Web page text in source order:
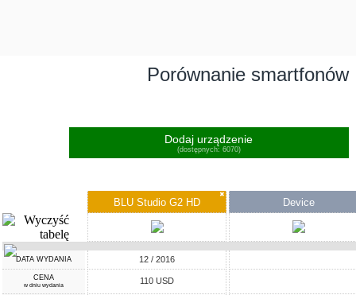
Porównanie smartfonów
Dodaj urządzenie
(dostępnych: 6070)
✖
BLU Studio G2 HD Device
DATA WYDANIA 12 / 2016
CENA
w dniu wydania 110 USD